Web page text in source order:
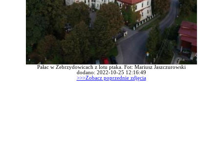
Pałac w Zebrzydowicach z lotu ptaka. Fot: Mariusz Jaszczurowski
dodano: 2022-10-25 12:16:49
>>>Zobacz poprzednie zdjęcia